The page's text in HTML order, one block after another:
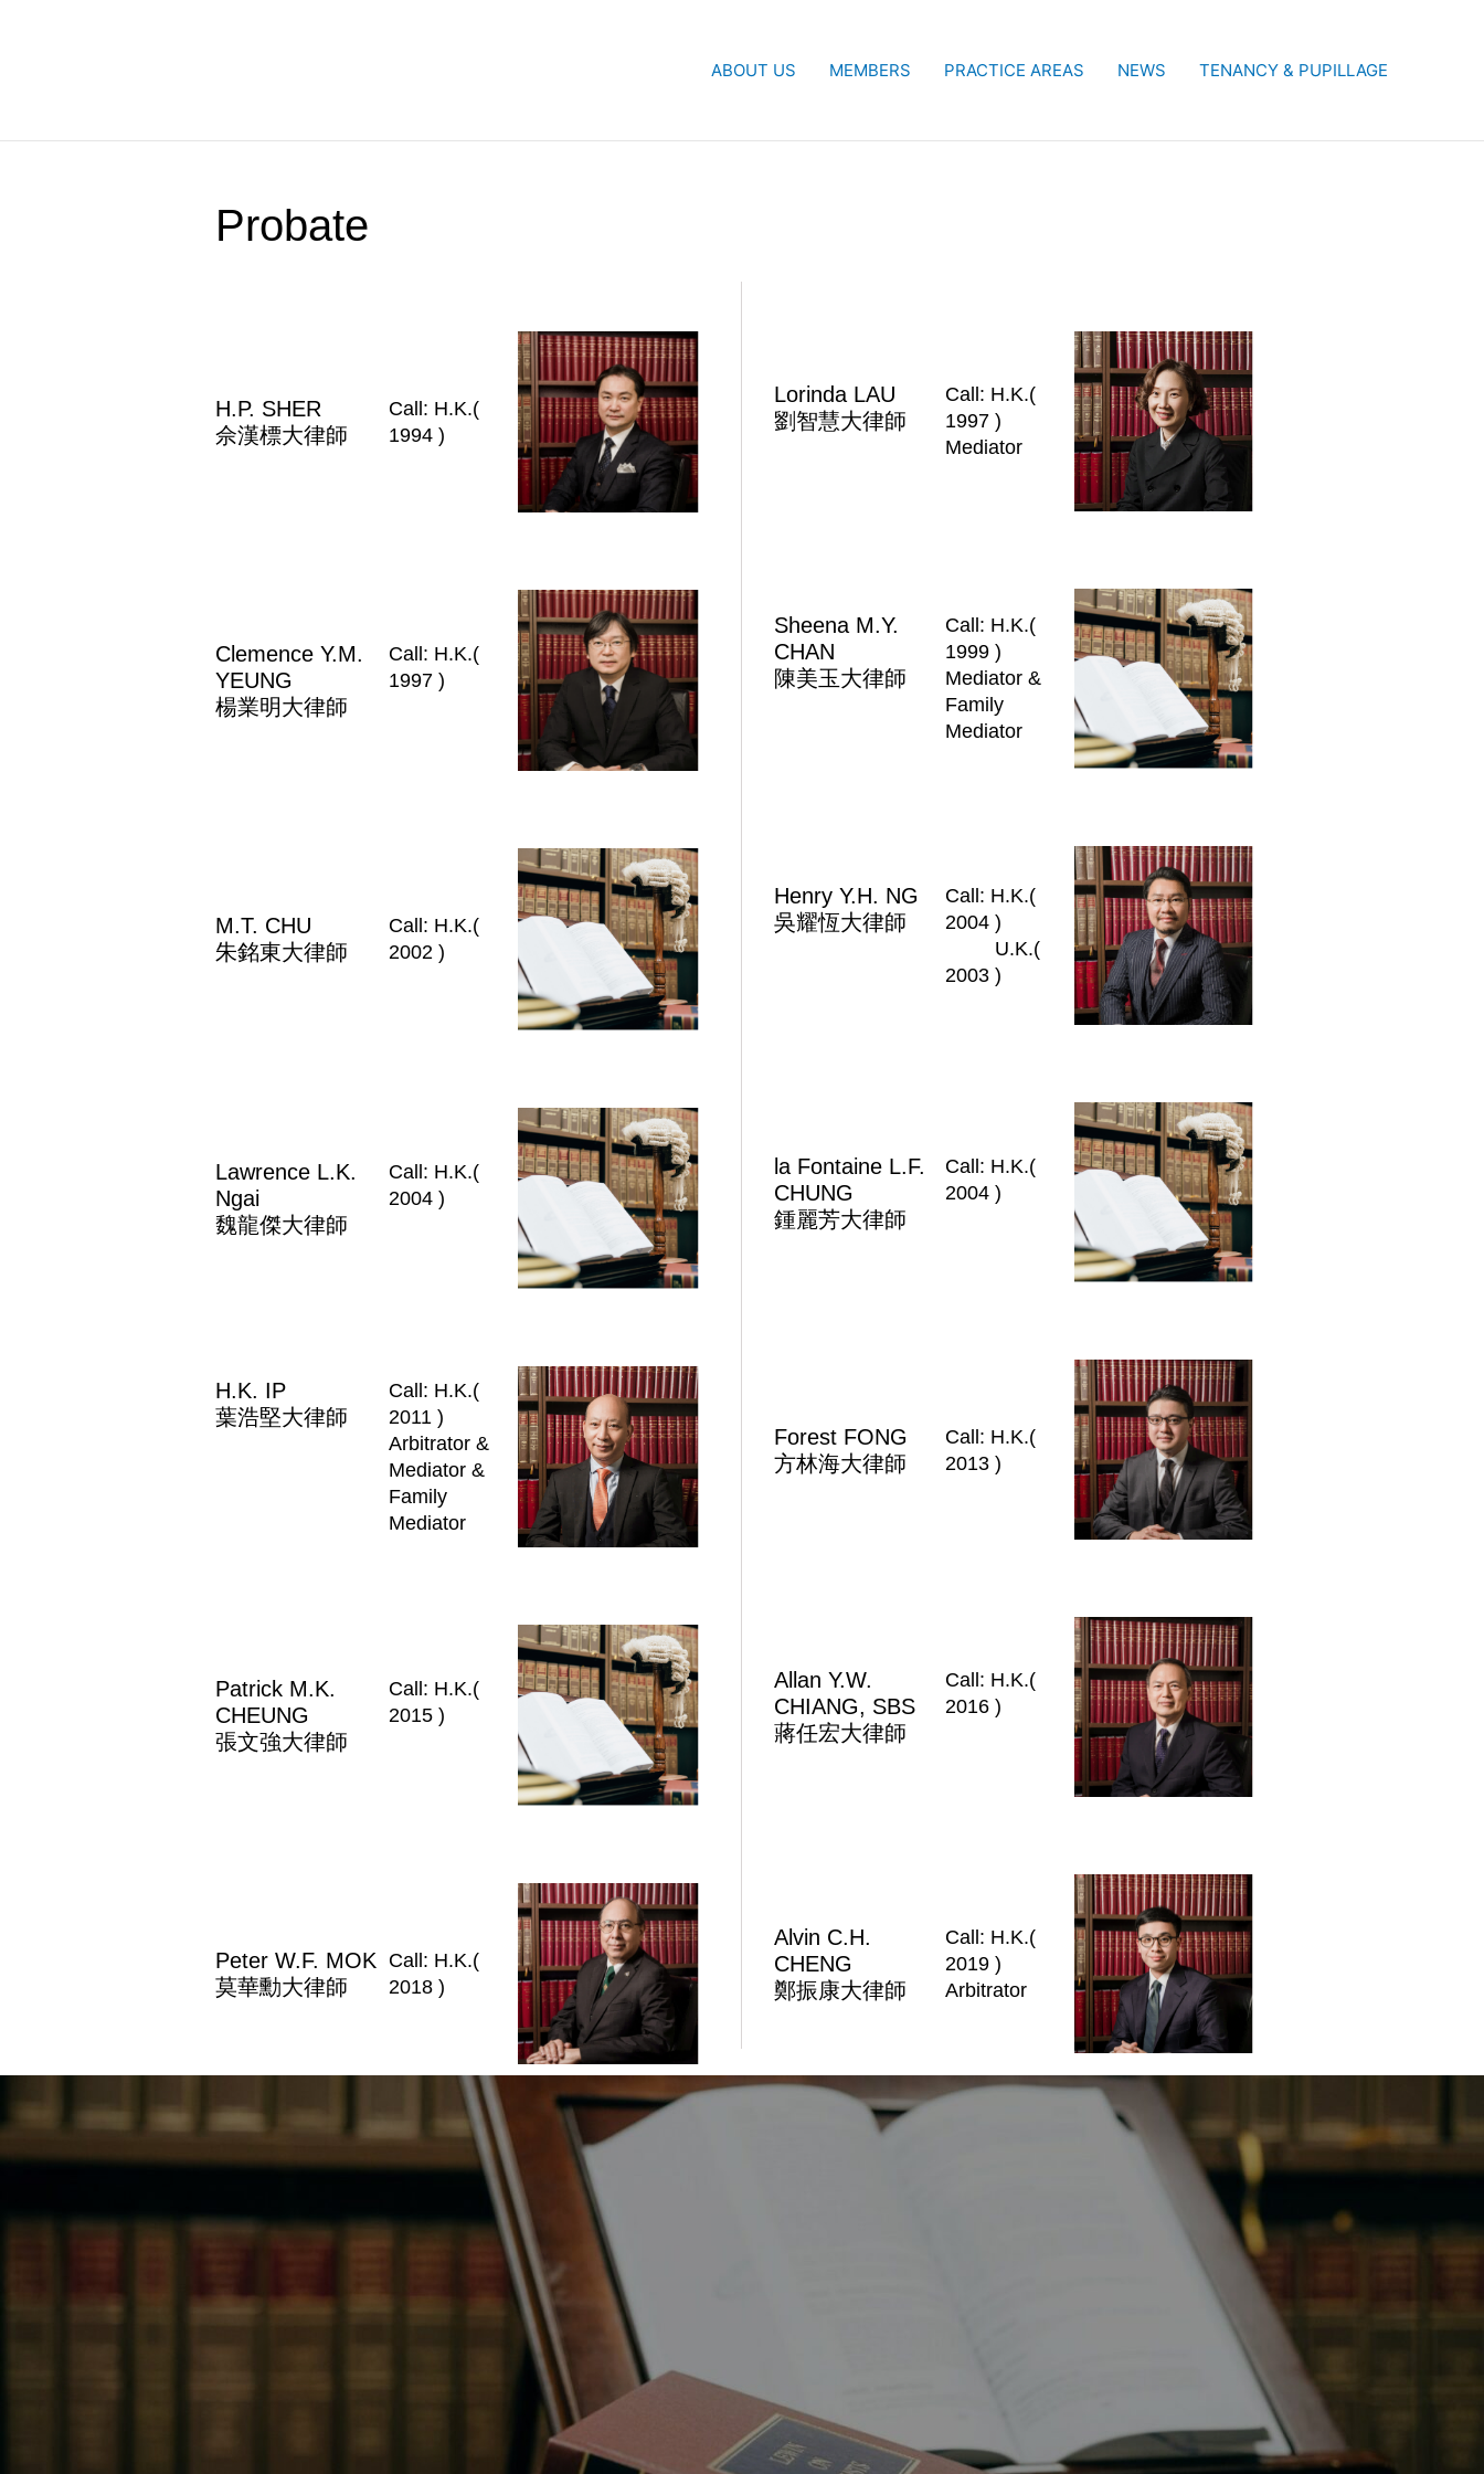
ABOUT US MEMBERS PRACTICE AREAS NEWS TENANCY & PUPILLAGE
Probate
H.P. SHER
佘漢標大律師
Call: H.K.(
1994 )
Clemence Y.M.
YEUNG
楊業明大律師
Call: H.K.(
1997 )
M.T. CHU
朱銘東大律師
Call: H.K.(
2002 )
Lawrence L.K.
Ngai
魏龍傑大律師
Call: H.K.(
2004 )
H.K. IP
葉浩堅大律師
Call: H.K.(
2011 )
Arbitrator &
Mediator &
Family
Mediator
Patrick M.K.
CHEUNG
張文強大律師
Call: H.K.(
2015 )
Peter W.F. MOK
莫華勳大律師
Call: H.K.(
2018 )
Lorinda LAU
劉智慧大律師
Call: H.K.(
1997 )
Mediator
Sheena M.Y.
CHAN
陳美玉大律師
Call: H.K.(
1999 )
Mediator &
Family
Mediator
Henry Y.H. NG
吳耀恆大律師
Call: H.K.(
2004 )
U.K.(
2003 )
la Fontaine L.F.
CHUNG
鍾麗芳大律師
Call: H.K.(
2004 )
Forest FONG​
方林海大律師
Call: H.K.(
2013 )
Allan Y.W.
CHIANG, SBS
蔣任宏大律師
Call: H.K.(
2016 )
Alvin C.H.
CHENG
鄭振康大律師
Call: H.K.(
2019 )
Arbitrator